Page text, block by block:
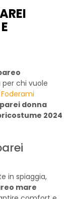
chi vuole
donna
2024
in spiaggia,
mare